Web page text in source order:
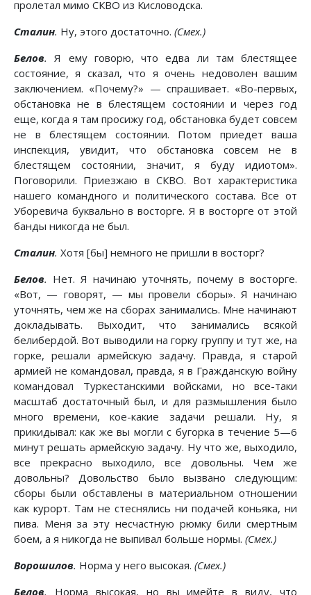
пролетал мимо СКВО из Кисловодска.
Сталин. Ну, этого достаточно. (Смех.)
Белов. Я ему говорю, что едва ли там блестящее
состояние, я сказал, что я очень недоволен вашим
заключением. «Почему?» — спрашивает. «Во-первых,
обстановка не в блестящем состоянии и через год
еще, когда я там просижу год, обстановка будет совсем
не в блестящем состоянии. Потом приедет ваша
инспекция, увидит, что обстановка совсем не в
блестящем состоянии, значит, я буду идиотом».
Поговорили. Приезжаю в СКВО. Вот характеристика
нашего командного и политического состава. Все от
Уборевича буквально в восторге. Я в восторге от этой
банды никогда не был.
Сталин. Хотя [бы] немного не пришли в восторг?
Белов. Нет. Я начинаю уточнять, почему в восторге.
«Вот, — говорят, — мы провели сборы». Я начинаю
уточнять, чем же на сборах занимались. Мне начинают
докладывать. Выходит, что занимались всякой
белибердой. Вот выводили на горку группу и тут же, на
горке, решали армейскую задачу. Правда, я старой
армией не командовал, правда, я в Гражданскую войну
командовал Туркестанскими войсками, но все-таки
масштаб достаточный был, и для размышления было
много времени, кое-какие задачи решали. Ну, я
прикидывал: как же вы могли с бугорка в течение 5—6
минут решать армейскую задачу. Ну что же, выходило,
все прекрасно выходило, все довольны. Чем же
довольны? Довольство было вызвано следующим:
сборы были обставлены в материальном отношении
как курорт. Там не стеснялись ни подачей коньяка, ни
пива. Меня за эту несчастную рюмку били смертным
боем, а я никогда не выпивал больше нормы. (Смех.)
Ворошилов. Норма у него высокая. (Смех.)
Белов. Норма высокая, но вы имейте в виду, что